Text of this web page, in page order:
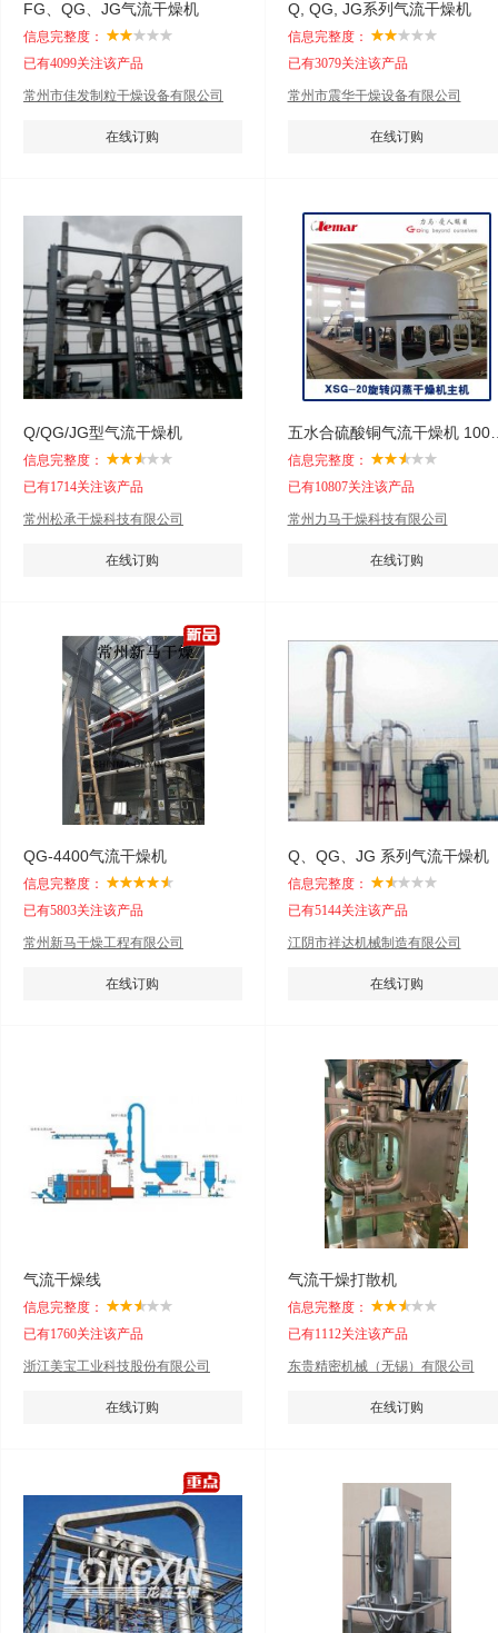
FG、QG、JG气流干燥机
信息完整度：
已有4099关注该产品
常州市佳发制粒干燥设备有限公司
在线订购
Q, QG, JG系列气流干燥机
信息完整度：
已有3079关注该产品
常州市震华干燥设备有限公司
在线订购
Q/QG/JG型气流干燥机
信息完整度：
已有1714关注该产品
常州松承干燥科技有限公司
在线订购
五水合硫酸
信息完整度：
已有10807关注该产品
常州力马干燥科技有限公司
在线订购
QG-4400气流干燥机
信息完整度：
已有5803关注该产品
常州新马干燥工程有限公司
在线订购
Q、QG、JG 系列气流干燥机
信息完整度：
已有5144关注该产品
江阴市祥达机械制造有限公司
在线订购
气流干燥线
信息完整度：
已有1760关注该产品
浙江美宝工业科技股份有限公司
在线订购
气流干燥打散机
信息完整度：
已有1112关注该产品
东贵精密机械（无锡）有限公司
在线订购